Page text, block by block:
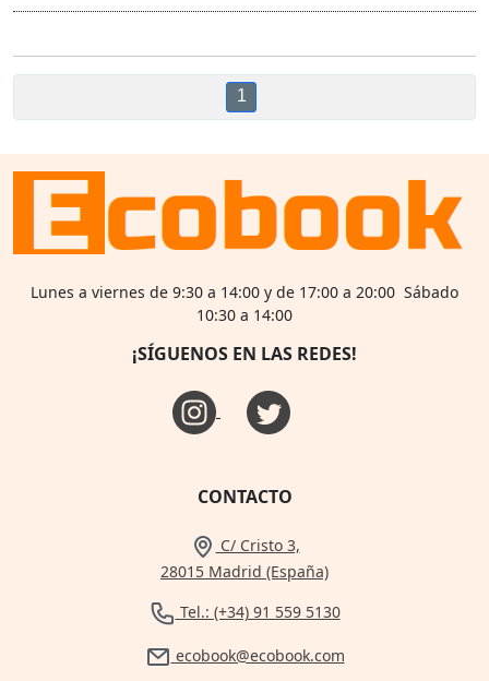
1
Lunes a viernes de 9:30 a 14:00 y de 17:00 a 20:00 Sábado
10:30 a 14:00
¡SÍGUENOS EN LAS REDES!
CONTACTO
C/ Cristo 3,
28015 Madrid (España)
Tel.: (+34) 91 559 5130
ecobook@ecobook.com